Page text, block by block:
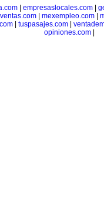
| empresaslocales.com|
mexempleo.com
tuspasajes.com
opiniones.com